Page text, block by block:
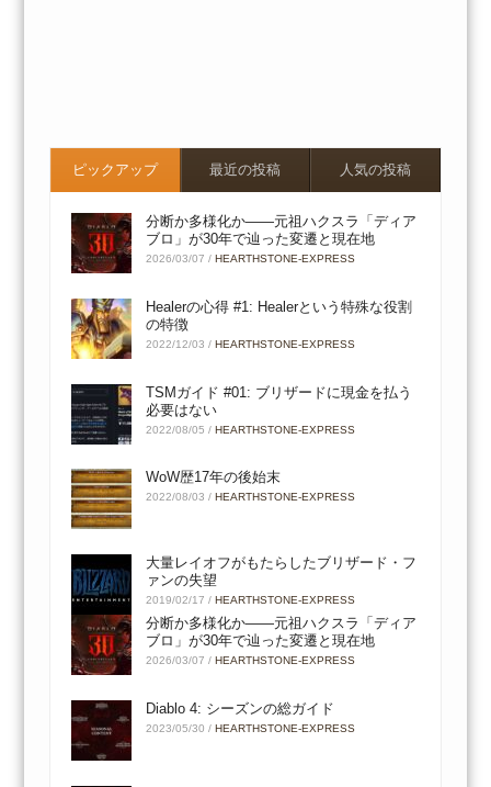
ピックアップ 最近の投稿 人気の投稿
分断か多様化か――元祖ハクスラ「ディア
ブロ」が30年で辿った変遷と現在地
2026/03/07 /HEARTHSTONE-EXPRESS
Healerの心得 #1: Healerという特殊な役割
の特徴
2022/12/03 /HEARTHSTONE-EXPRESS
TSMガイド #01: ブリザードに現金を払う
必要はない
2022/08/05 /HEARTHSTONE-EXPRESS
WoW歴17年の後始末
2022/08/03 / HEARTHSTONE-EXPRESS
大量レイオフがもたらしたブリザード・フ
ァンの失望
2019/02/17 /HEARTHSTONE-EXPRESS
分断か多様化か――元祖ハクスラ「ディア
ブロ」が30年で辿った変遷と現在地
2026/03/07 /HEARTHSTONE-EXPRESS
Diablo 4: シーズンの総ガイド
2023/05/30 /HEARTHSTONE-EXPRESS